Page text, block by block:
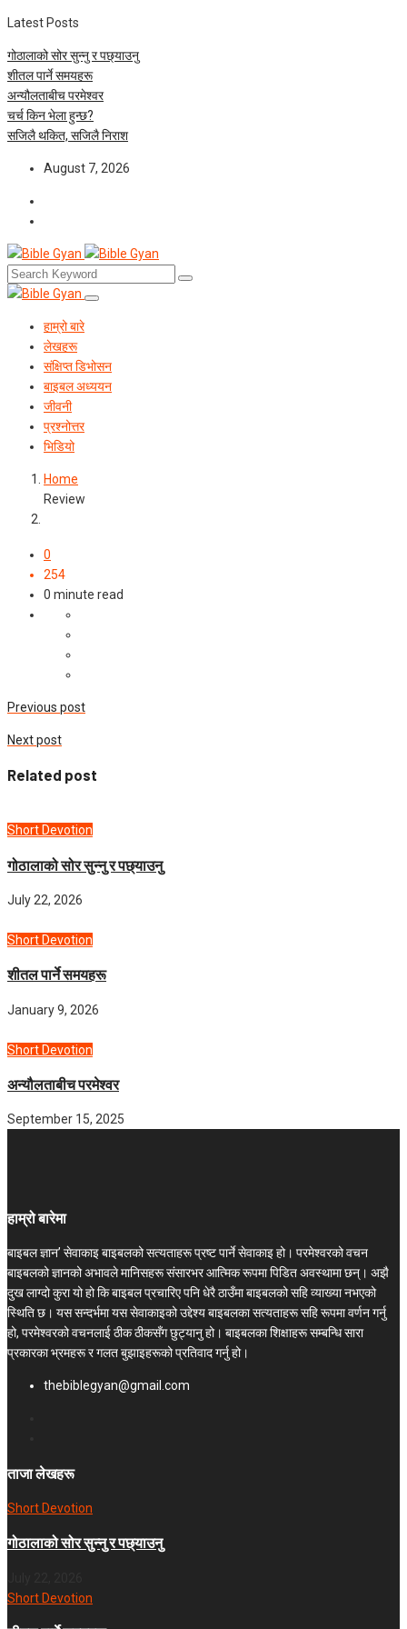
Latest Posts
गोठालाको सोर सुन्नु र पछ्याउनु
शीतल पार्ने समयहरू
अन्यौलताबीच परमेश्‍वर
चर्च किन भेला हुन्छ?
सजिलै थकित, सजिलै निराश
August 7, 2026
हाम्रो बारे
लेखहरू
संक्षिप्त डिभोसन
बाइबल अध्ययन
जीवनी
प्रश्‍नोत्तर
भिडियो
Home
Review
0
254
0 minute read
Previous post
Next post
Related post
Short Devotion
गोठालाको सोर सुन्नु र पछ्याउनु
July 22, 2026
Short Devotion
शीतल पार्ने समयहरू
January 9, 2026
Short Devotion
अन्यौलताबीच परमेश्‍वर
September 15, 2025
हाम्रो बारेमा
बाइबल ज्ञान’ सेवाकाइ बाइबलको सत्यताहरू प्रष्ट पार्ने सेवाकाइ हो। परमेश्‍वरको वचन
बाइबलको ज्ञानको अभावले मानिसहरू संसारभर आत्मिक रूपमा पिडित अवस्थामा छन्। अझै
दुख लाग्दो कुरा यो हो कि बाइबल प्रचारिए पनि धेरै ठाउँमा बाइबलको सहि व्याख्या नभएको
स्थिति छ। यस सन्दर्भमा यस सेवाकाइको उद्देश्य बाइबलका सत्यताहरू सहि रूपमा वर्णन गर्नु
हो, परमेश्वरको वचनलाई ठीक ठीकसँग छुट्यानु हो। बाइबलका शिक्षाहरू सम्बन्धि सारा
प्रकारका भ्रमहरू र गलत बुझाइहरूको प्रतिवाद गर्नु हो।
thebiblegyan@gmail.com
ताजा लेखहरू
Short Devotion
गोठालाको सोर सुन्नु र पछ्याउनु
Short Devotion